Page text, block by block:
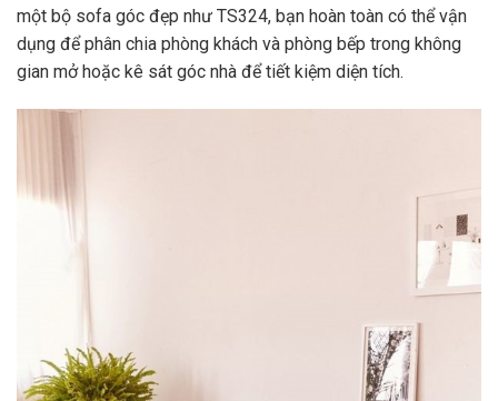
một bộ sofa góc đẹp như TS324, bạn hoàn toàn có thể vận
dụng để phân chia phòng khách và phòng bếp trong không
gian mở hoặc kê sát góc nhà để tiết kiệm diện tích.